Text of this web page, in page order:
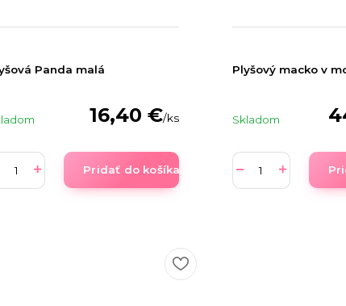
Panda malá
16,40 €/ks
Pridať do košíka
Plyšový macko v
Skladom